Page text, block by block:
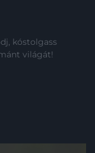
kóstolgass
világát!